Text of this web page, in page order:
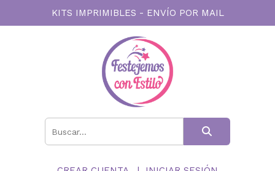
KITS IMPRIMIBLES - ENVÍO POR MAIL